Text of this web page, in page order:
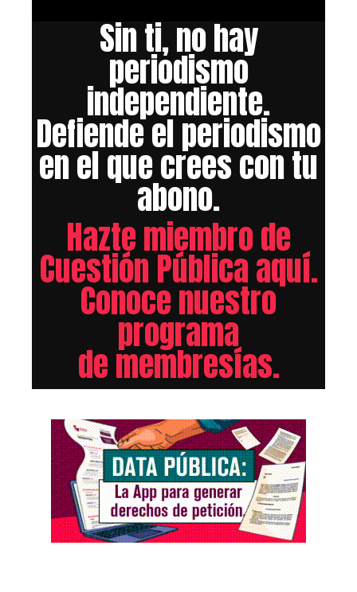
Sin ti, no hay
periodismo
independiente.
Defiende el periodismo
en el que crees con tu
abono.
Hazte miembro de
Cuestión Pública aquí.
Conoce nuestro
programa
de membresías.